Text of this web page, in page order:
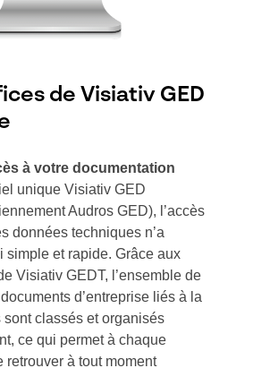
de Visiativ GED
à votre documentation
unique Visiativ GED
Audros GED), l’accès
données techniques n’a
simple et rapide. Grâce aux
Visiativ GEDT, l’ensemble de
d’entreprise liés à la
classés et organisés
ce qui permet à chaque
retrouver à tout moment